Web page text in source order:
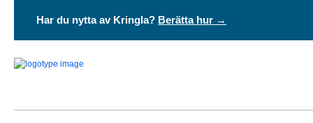
Har du nytta av Kringla? Berätta hur →